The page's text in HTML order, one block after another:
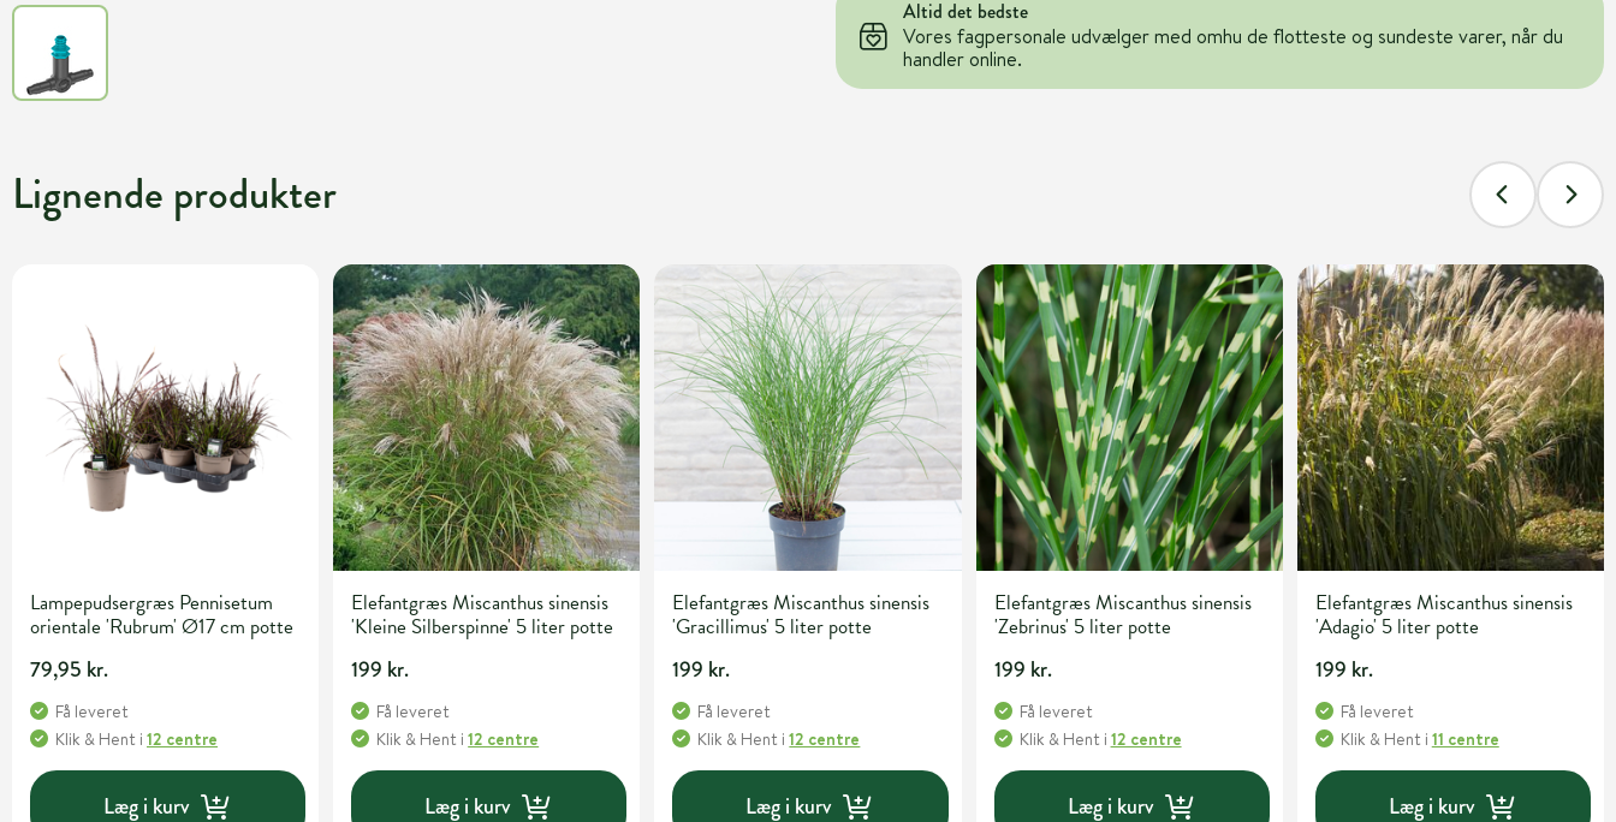
Altid det bedste
Vores fagpersonale udvælger med omhu de flotteste og sundeste varer, når du
handler online.
Lignende produkter
Lampepudsergræs Pennisetum
orientale 'Rubrum' Ø17 cm potte
79,95 kr.
Få leveret
Klik & Hent i 12 centre
Læg i kurv
Elefantgræs Miscanthus sinensis
'Kleine Silberspinne' 5 liter potte
199 kr.
Få leveret
Klik & Hent i12 centre
Læg i kurv
Elefantgræs Miscanthus sinensis
'Gracillimus' 5 liter potte
199 kr.
Få leveret
Klik & Hent i12 centre
Læg i kurv
Elefantgræs Miscanthus sinensis
'Zebrinus' 5 liter potte
199 kr.
Få leveret
Klik & Hent i 12 centre
Læg i kurv
Elefantgræs Miscanthus sinensis
'Adagio' 5 liter potte
199 kr.
Få leveret
Klik & Hent i 11 centre
Læg i kurv